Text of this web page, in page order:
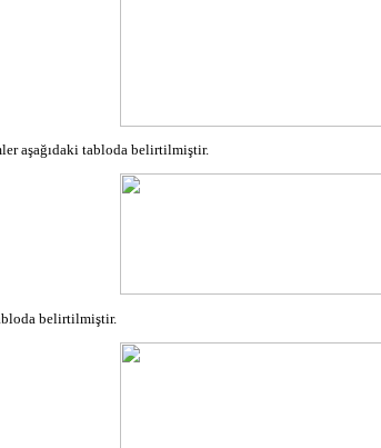
aşağıdaki tabloda belirtilmiştir.
belirtilmiştir.